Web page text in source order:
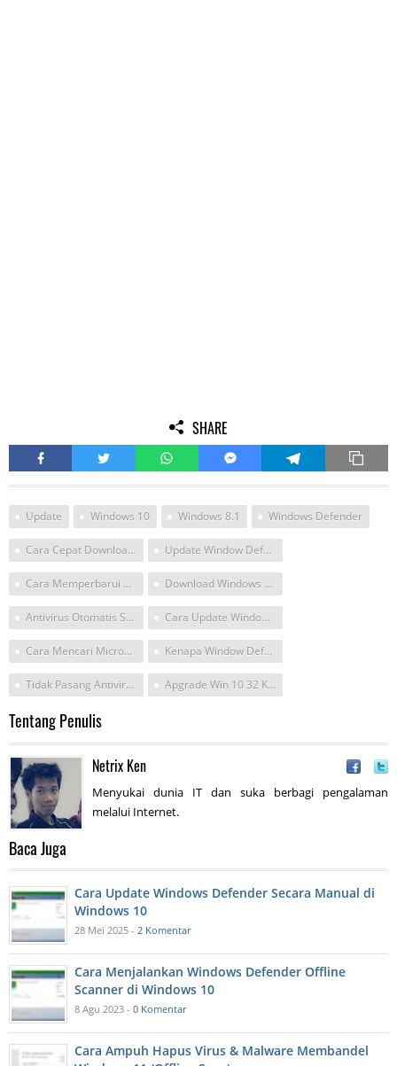
SHARE
Update Windows 10 Windows 8.1 Windows Defender
Cara Cepat Download Dan Install Windows Update Update Window Defender
Cara Memperbarui Window Defender Download Windows Defender For Windows 10
Antivirus Otomatis Scan Untuk Leptop Window 10 Cara Update Window Defender
Cara Mencari Microaoft Essential Di Win 10 Kenapa Window Defender Harus Do Update
Tidak Pasang Antivirus Di Windows 10 Apgrade Win 10 32 Ke 64 Offline
Tentang Penulis
Netrix Ken
Menyukai dunia IT dan suka berbagi pengalaman
melalui Internet.
Baca Juga
Cara Update Windows Defender Secara Manual di
Windows 10
28 Mei 2025 - 2 Komentar
Cara Menjalankan Windows Defender Offline
Scanner di Windows 10
8 Agu 2023 - 0 Komentar
Cara Ampuh Hapus Virus & Malware Membandel